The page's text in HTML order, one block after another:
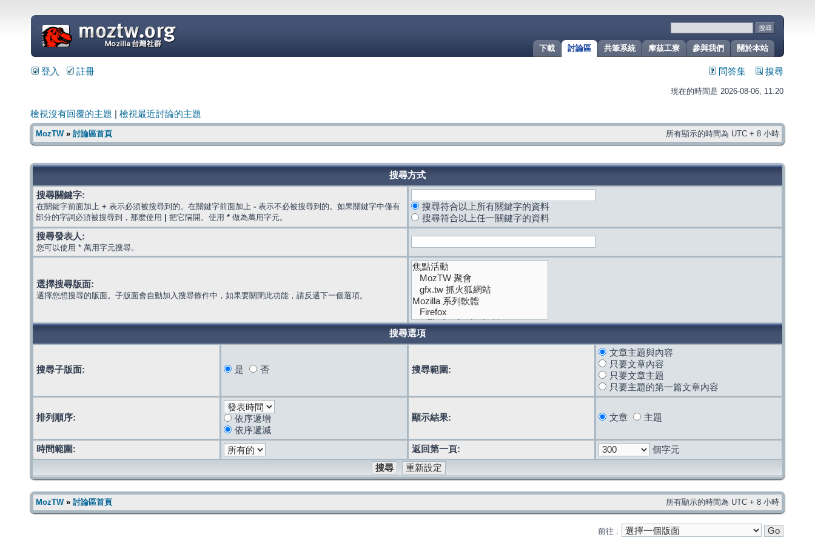
關於本站
參與我們
摩茲工寮
共筆系統
討論區
下載
=
登入 註冊 問答集 搜尋
現在的時間是 2026-08-06, 11:20
檢視沒有回覆的主題 檢視最近討論的主題
MozTW» 討論區首頁 所有顯示的時間為 UTC + 8 小時
搜尋方式
搜尋關鍵字:
在關鍵字前面加上 + 表示必須被搜尋到的。在關鍵字前面加上 - 表示不必被搜尋到的。如果關鍵字中僅有
部分的字詞必須被搜尋到，那麼使用
把它隔開。使用 * 做為萬用字元。
搜尋符合以上所有關鍵字的資料
搜尋符合以上任一關鍵字的資料
搜尋發表人:
您可以使用 * 萬用字元搜尋。
選擇搜尋版面:
選擇您想搜尋的版面。子版面會自動加入搜尋條件中，如果要關閉此功能，請反選下一個選項。
搜尋選項
搜尋子版面: 是 否 搜尋範圍:
文章主題與內容
只要文章內容
只要文章主題
只要主題的第一篇文章內容
排列順序:
依序遞增
依序遞減
顯示結果: 文章 主題
時間範圍: 返回第一頁: 個字元
MozTW» 討論區首頁 所有顯示的時間為 UTC + 8 小時
前往 :